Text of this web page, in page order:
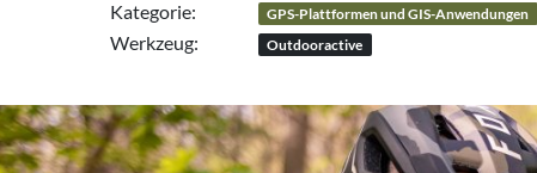
Kategorie: GPS-Plattformen und GIS-Anwendungen
Werkzeug: Outdooractive